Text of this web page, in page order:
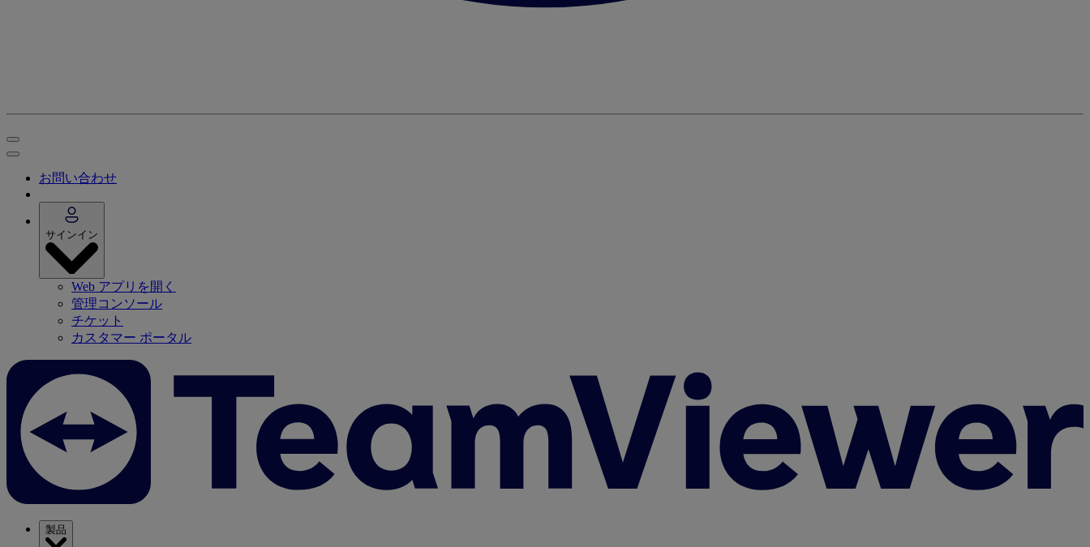
お問い合わせ
サインイン
Web アプリを開く
管理コンソール
チケット
カスタマー ポータル
製品